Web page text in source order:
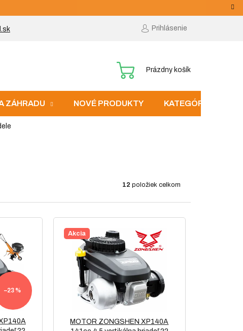
Prihlásenie
NÁKUPNÝ
Prázdny košík
ZÁHRADU NOVÉ PRODUKTY KATEGÓRIE
12 položiek celkom
–23 %
Akcia
MOTOR ZONGSHEN XP140A